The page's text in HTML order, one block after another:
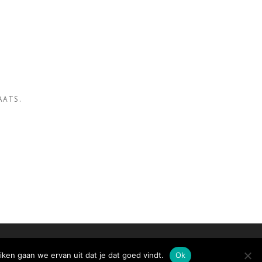
Diensten Contacteer Ons Disclaimer Privacy Policy
gaan we ervan uit dat je dat goed vindt. Ok